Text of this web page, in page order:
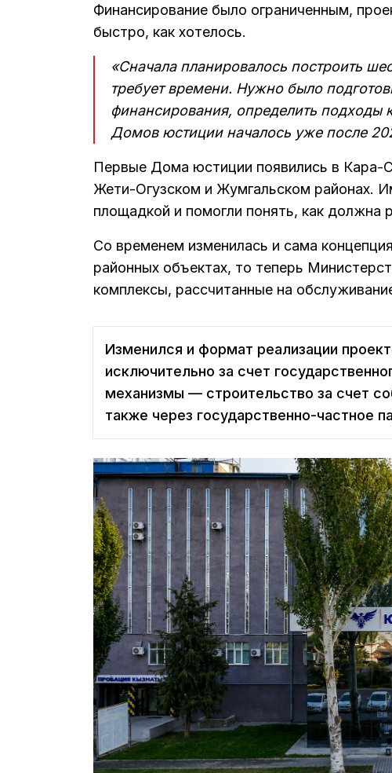
Финансирование было ограниченным,
быстро, как хотелось.
«Сначала планировалось построить
требует времени. Нужно было
финансирования, определить подходы
Домов юстиции началось уже после
Первые Дома юстиции появились в
Жети-Огузском и Жумгальском районах.
площадкой и помогли понять, как должна
Со временем изменилась и сама
районных объектах, то теперь
комплексы, рассчитанные на
Изменился и формат реализации
исключительно за счет
механизмы — строительство за счет
также через государственно-частное